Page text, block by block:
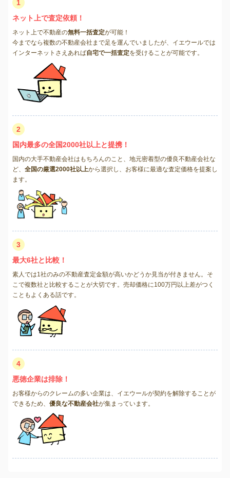
1
ネット上で査定依頼！
ネット上で不動産の無料一括査定が可能！
今までなら複数の不動産会社まで足を運んでいましたが、イエウールでは
インターネットさえあれば自宅で一括査定を受けることが可能です。
2
国内最多の全国2000社以上と提携！
国内の大手不動産会社はもちろんのこと、地元密着型の優良不動産会社な
ど、 全国の厳選2000社以上から選択し、お客様に最適な査定価格を提案し
ます。
3
最大6社と比較！
素人では1社のみの不動産査定金額が高いかどうか見当が付きません。そ
こで複数社と比較することが大切です。売却価格に100万円以上差がつく
こともよくある話です。
4
悪徳企業は排除！
お客様からのクレームの多い企業は、イエウールが契約を解除することが
できるため、 優良な不動産会社が集まっています。